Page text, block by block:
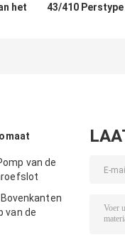
het
43/410 Perstype
van de
van de